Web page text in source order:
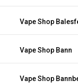
Vape Shop
Vape Shop Bann
Vape Shop